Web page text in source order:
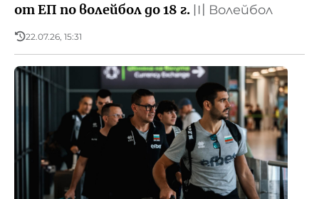
от ЕП по волейбол до 18 г. 〣 Волейбол
22.07.26, 15:31